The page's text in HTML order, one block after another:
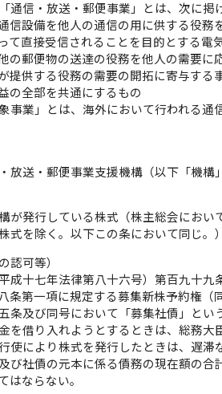
通信・放送・郵便事業」とは、次に掲
信設備を他人の通信の用に供する役務
て直接受信されることを目的とする電
の郵便物の送達の役務を他人の需要に
提供する役務の需要の開拓に寄与す
の全部を共通にするもの
事業」とは、海外において行われる
放送・郵便事業支援機構（以下「機構
が発行している株式（株主総会にお
式を除く。以下この条において同じ
認可等）
成十七年法律第八十六号）第百九十
条第一項に規定する募集新株予約権
条及び同号において「募集社債」と
を借り入れようとするときは、総務大
使により株式を発行したときは、遅滞
び社債の元本に係る債務の現在額の
はならない。